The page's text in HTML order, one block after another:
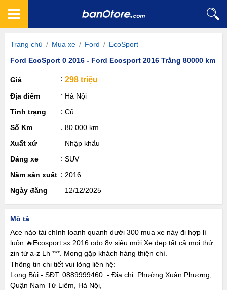
Trang chủ / Mua xe / Ford / EcoSport
Ford EcoSport 0 2016 - Ford Ecosport 2016 Trắng 80000 km
Giá 298 triệu
Địa điểm
Hà Nội
Tình trạng
Cũ
Số Km
80.000 km
Xuất xứ
Nhập khẩu
Dáng xe
SUV
Năm sản xuất
2016
Ngày đăng
12/12/2025
Mô tả
Ace nào tài chính loanh quanh dưới 300 mua xe này đi hợp lí
luôn 🔥Ecosport sx 2016 odo 8v siêu mới Xe đẹp tất cả mọi thứ
zin từ a-z Lh ***. Mong gặp khách hàng thiện chí.
Thông tin chi tiết vui lòng liên hệ:
Long Bùi - SĐT: 0889999460: - Địa chỉ: Phường Xuân Phương,
Quận Nam Từ Liêm, Hà Nội,